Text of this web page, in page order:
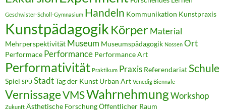
Geschwister-Scholl-Gymnasium Handeln Kommunikation Kunstpraxis
Kunstpädagogik Körper Material
Mehrperspektivität Museum Museumspädagogik Nossen Ort
Performace Performance Performance Art
Performativität Praktikum Praxis Referendariat Schule
Spiel SPÜ StadtTag der Kunst Urban Art Venedig Biennale
VernissageVMSWahrnehmungWorkshop
Zukunft Ästhetische ForschungÖffentlicher Raum